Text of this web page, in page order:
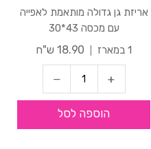
אריזת גן גדולה מותאמת לאפייה
עם מכסה 43*30
1 במארז
18.90 ש"ח
הוספה לסל